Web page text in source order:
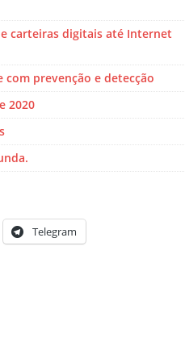
carteiras digitais até Internet
prevenção e detecção
2020
Telegram